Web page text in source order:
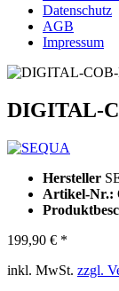
Datenschutz
AGB
Impressum
DIGITAL-
Hersteller
Artikel-Nr.:
199,90 € *
inkl. MwSt. zzgl.